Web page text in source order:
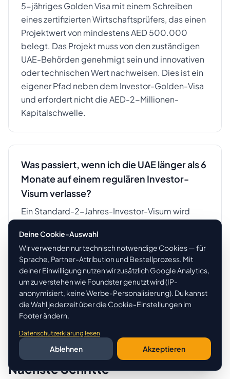
5-jähriges Golden Visa mit einem Schreiben
eines zertifizierten Wirtschaftsprüfers, das einen
Projektwert von mindestens AED 500.000
belegt. Das Projekt muss von den zuständigen
UAE-Behörden genehmigt sein und innovativen
oder technischen Wert nachweisen. Dies ist ein
eigener Pfad neben dem Investor-Golden-Visa
und erfordert nicht die AED-2-Millionen-
Kapitalschwelle.
Was passiert, wenn ich die UAE länger als 6
Monate auf einem regulären Investor-
Visum verlasse?
Ein Standard-2-Jahres-Investor-Visum wird
zusammenhängende Monate außerhalb der UAE
aufhältst. Das Golden Visa ist flexibler — es
erlaubt ausdrücklich verlängerte
Auslandsaufenthalte über 6 Monate hinaus ohne
Erlöschen. Wenn du häufig reist und keine
monatliche UAE-Einreise garantieren kannst, ist
das Golden Visa langfristig die sicherere Wahl.
Nächste Schritte
Deine Cookie-Auswahl
Wir verwenden nur technisch notwendige Cookies — für
Sprache, Partner-Attribution und Bestellprozess. Mit
deiner Einwilligung nutzen wir zusätzlich Google Analytics,
um zu verstehen wie Foundster genutzt wird (IP-
anonymisiert, keine Werbe-Personalisierung). Du kannst
die Wahl jederzeit über die Cookie-Einstellungen im
Footer ändern.
Datenschutzerklärung lesen
Ablehnen Akzeptieren